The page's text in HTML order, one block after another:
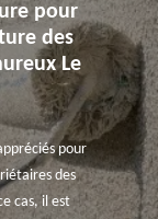
pour
des
Le
pour
des
cas, il est